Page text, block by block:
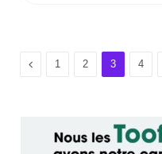
Previous
1 2 3 4